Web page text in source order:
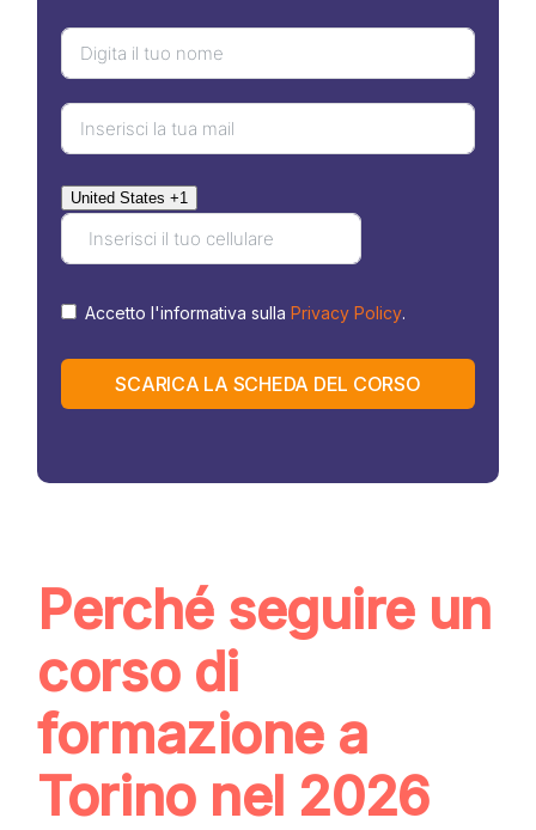
United States +1
Accetto l'informativa sullaPrivacy Policy.
SCARICA LA SCHEDA DEL CORSO
Perché seguire un
corso di
formazione a
Torino nel 2026